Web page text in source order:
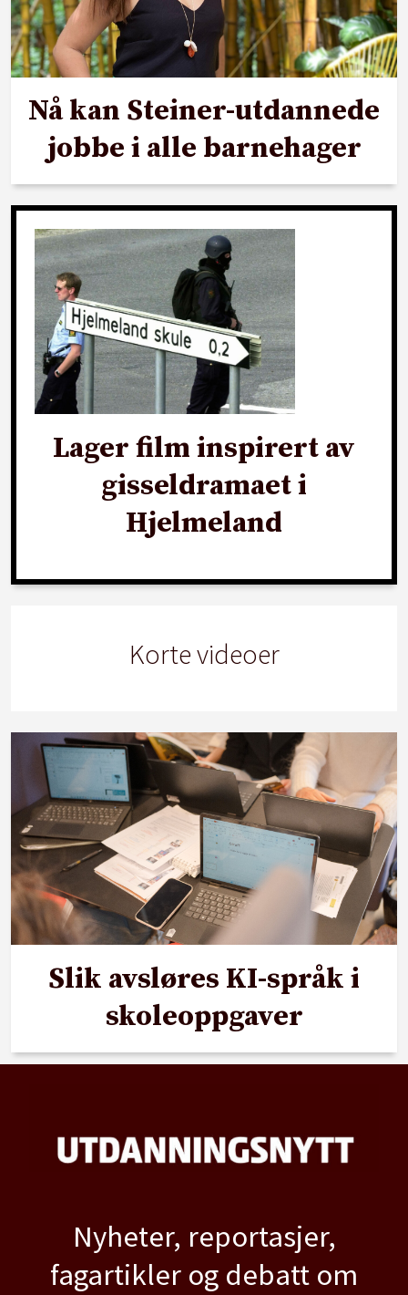
Nå kan Steiner-utdannede
jobbe i alle barnehager
Lager film inspirert av
gisseldramaet i
Hjelmeland
Korte videoer
Slik avsløres KI-språk i
skoleoppgaver
Nyheter, reportasjer,
fagartikler og debatt om